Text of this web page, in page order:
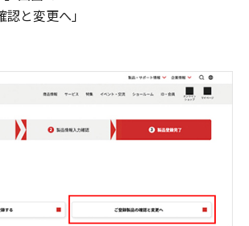
認と変更へ」